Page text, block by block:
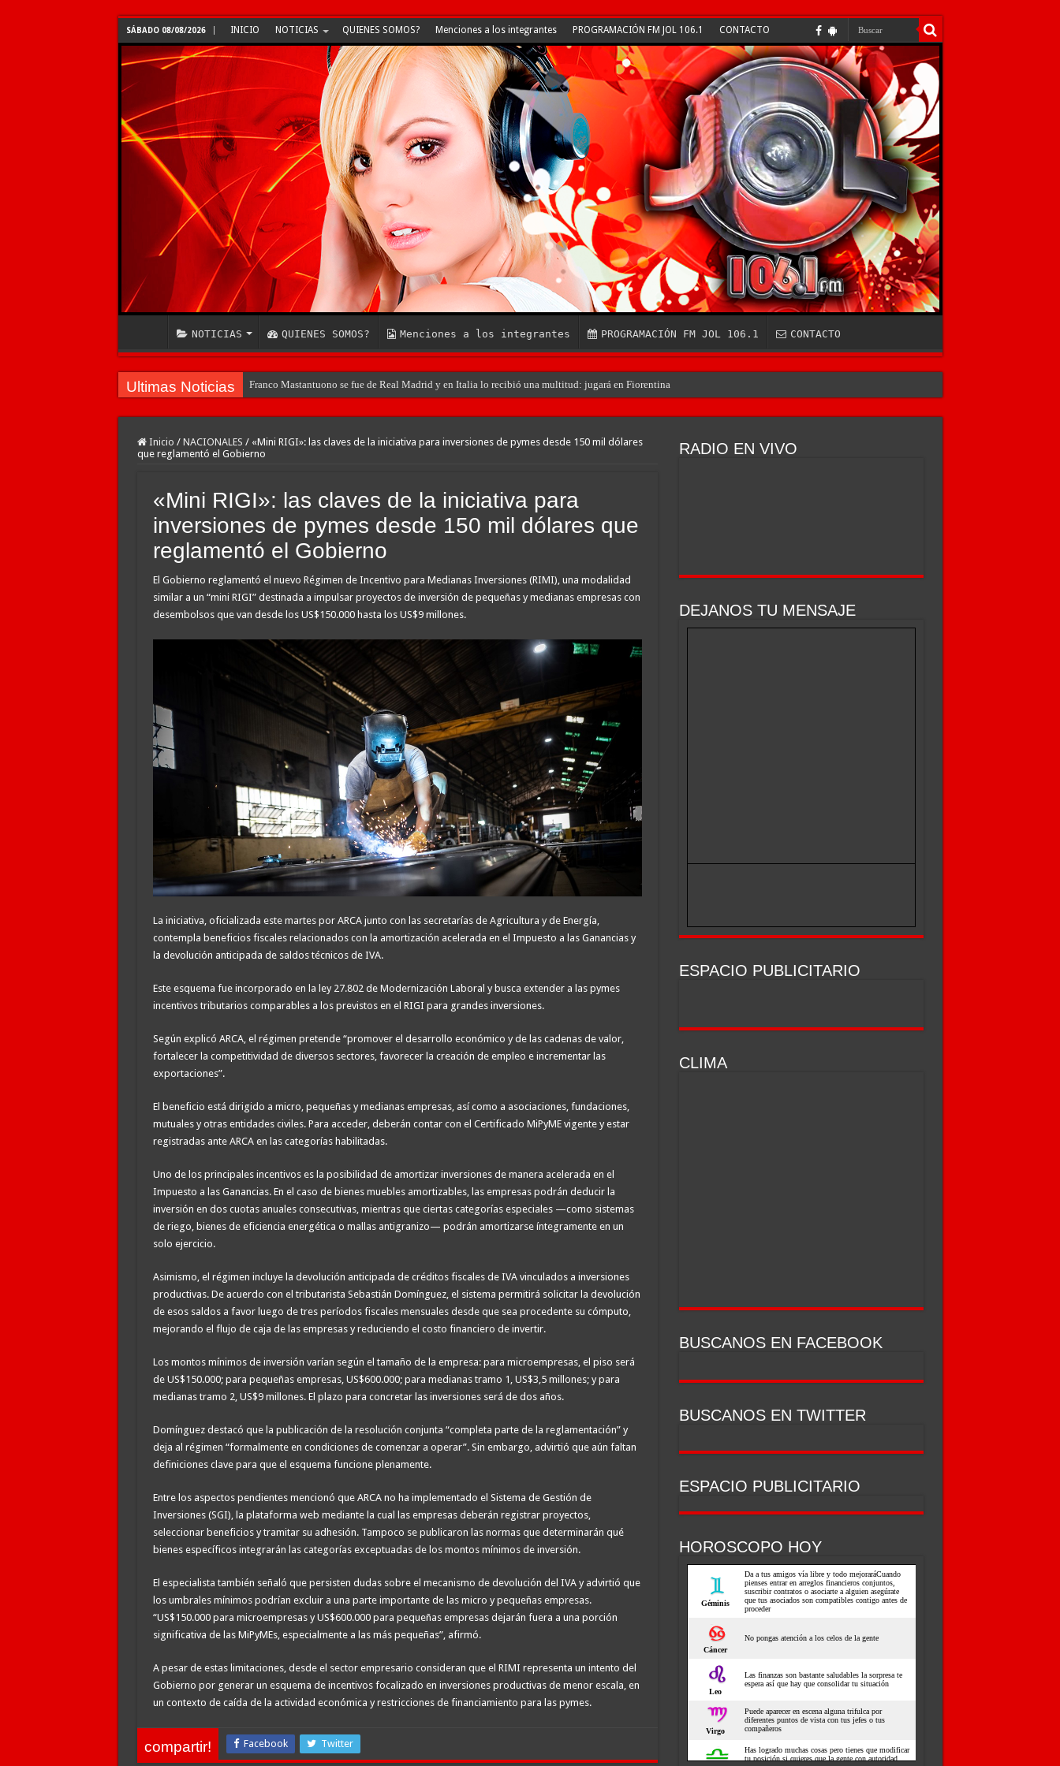
SÁBADO 08/08/2026 INICIO NOTICIAS QUIENES SOMOS? Menciones a los integrantes PROGRAMACIÓN FM JOL 106.1 CONTACTO
NOTICIAS QUIENES SOMOS? Menciones a los integrantes PROGRAMACIÓN FM JOL 106.1 CONTACTO
Ultimas Noticias Franco Mastantuono se fue de Real Madrid y en Italia lo recibió una multitud: jugará en Fiorentina
Inicio / NACIONALES / «Mini RIGI»: las claves de la iniciativa para inversiones de pymes desde 150 mil dólares
que reglamentó el Gobierno
«Mini RIGI»: las claves de la iniciativa para
inversiones de pymes desde 150 mil dólares que
reglamentó el Gobierno
El Gobierno reglamentó el nuevo Régimen de Incentivo para Medianas Inversiones (RIMI), una modalidad
similar a un “mini RIGI” destinada a impulsar proyectos de inversión de pequeñas y medianas empresas con
desembolsos que van desde los US$150.000 hasta los US$9 millones.
La iniciativa, oficializada este martes por ARCA junto con las secretarías de Agricultura y de Energía,
contempla beneficios fiscales relacionados con la amortización acelerada en el Impuesto a las Ganancias y
la devolución anticipada de saldos técnicos de IVA.
Este esquema fue incorporado en la ley 27.802 de Modernización Laboral y busca extender a las pymes
incentivos tributarios comparables a los previstos en el RIGI para grandes inversiones.
Según explicó ARCA, el régimen pretende “promover el desarrollo económico y de las cadenas de valor,
fortalecer la competitividad de diversos sectores, favorecer la creación de empleo e incrementar las
exportaciones”.
El beneficio está dirigido a micro, pequeñas y medianas empresas, así como a asociaciones, fundaciones,
mutuales y otras entidades civiles. Para acceder, deberán contar con el Certificado MiPyME vigente y estar
registradas ante ARCA en las categorías habilitadas.
Uno de los principales incentivos es la posibilidad de amortizar inversiones de manera acelerada en el
Impuesto a las Ganancias. En el caso de bienes muebles amortizables, las empresas podrán deducir la
inversión en dos cuotas anuales consecutivas, mientras que ciertas categorías especiales —como sistemas
de riego, bienes de eficiencia energética o mallas antigranizo— podrán amortizarse íntegramente en un
solo ejercicio.
Asimismo, el régimen incluye la devolución anticipada de créditos fiscales de IVA vinculados a inversiones
productivas. De acuerdo con el tributarista Sebastián Domínguez, el sistema permitirá solicitar la devolución
de esos saldos a favor luego de tres períodos fiscales mensuales desde que sea procedente su cómputo,
mejorando el flujo de caja de las empresas y reduciendo el costo financiero de invertir.
Los montos mínimos de inversión varían según el tamaño de la empresa: para microempresas, el piso será
de US$150.000; para pequeñas empresas, US$600.000; para medianas tramo 1, US$3,5 millones; y para
medianas tramo 2, US$9 millones. El plazo para concretar las inversiones será de dos años.
Domínguez destacó que la publicación de la resolución conjunta “completa parte de la reglamentación” y
deja al régimen “formalmente en condiciones de comenzar a operar”. Sin embargo, advirtió que aún faltan
definiciones clave para que el esquema funcione plenamente.
Entre los aspectos pendientes mencionó que ARCA no ha implementado el Sistema de Gestión de
Inversiones (SGI), la plataforma web mediante la cual las empresas deberán registrar proyectos,
seleccionar beneficios y tramitar su adhesión. Tampoco se publicaron las normas que determinarán qué
bienes específicos integrarán las categorías exceptuadas de los montos mínimos de inversión.
El especialista también señaló que persisten dudas sobre el mecanismo de devolución del IVA y advirtió que
los umbrales mínimos podrían excluir a una parte importante de las micro y pequeñas empresas.
“US$150.000 para microempresas y US$600.000 para pequeñas empresas dejarán fuera a una porción
significativa de las MiPyMEs, especialmente a las más pequeñas”, afirmó.
A pesar de estas limitaciones, desde el sector empresario consideran que el RIMI representa un intento del
Gobierno por generar un esquema de incentivos focalizado en inversiones productivas de menor escala, en
un contexto de caída de la actividad económica y restricciones de financiamiento para las pymes.
compartir! Facebook Twitter
RADIO EN VIVO
DEJANOS TU MENSAJE
ESPACIO PUBLICITARIO
CLIMA
BUSCANOS EN FACEBOOK
BUSCANOS EN TWITTER
ESPACIO PUBLICITARIO
HOROSCOPO HOY